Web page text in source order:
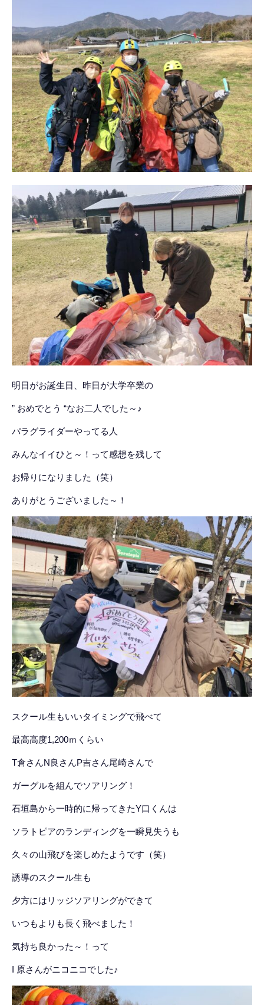
明日がお誕生日、昨日が大学卒業の
” おめでとう “なお二人でした～♪
パラグライダーやってる人
みんなイイひと～！って感想を残して
お帰りになりました（笑）
ありがとうございました～！
スクール生もいいタイミングで飛べて
最高高度1,200ｍくらい
T倉さんN良さんP吉さん尾崎さんで
ガーグルを組んでソアリング！
石垣島から一時的に帰ってきたY口くんは
ソラトピアのランディングを一瞬見失うも
久々の山飛びを楽しめたようです（笑）
誘導のスクール生も
夕方にはリッジソアリングができて
いつもよりも長く飛べました！
気持ち良かった～！って
I 原さんがニコニコでした♪